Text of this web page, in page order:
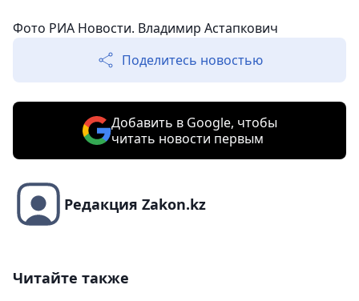
Фото РИА Новости. Владимир Астапкович
Поделитесь новостью
Добавить в Google, чтобы
читать новости первым
Редакция Zakon.kz
Читайте также